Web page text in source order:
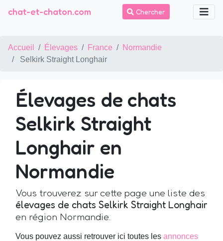
chat-et-chaton.com Chercher
Accueil Élevages France
Normandie
Selkirk Straight Longhair
Élevages de chats
Selkirk Straight
Longhair en
Normandie
Vous trouverez sur cette page une liste des
élevages de chats Selkirk Straight Longhair
en région Normandie.
Vous pouvez aussi retrouver ici toutes les annonces